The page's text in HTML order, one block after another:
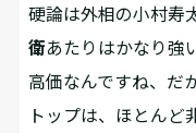
硬論は外相の小村寿
衛あたりはかなり強
高価なんですね、だ
トップは、ほとんど